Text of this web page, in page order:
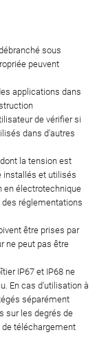
sous
peuvent
applications dans
de vérifier si
dans d'autres
la tension est
installés et utilisés
en électrotechnique
réglementations
être prises par
ne peut pas être
IP67 et IP68 ne
En cas d'utilisation à
séparément
sur les degrés de
de téléchargement